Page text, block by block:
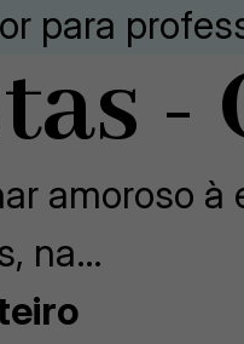
para
-
amoroso
na…